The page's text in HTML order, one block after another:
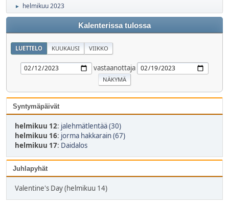
► helmikuu 2023
Kalenterissa tulossa
LUETTELO KUUKAUSI VIIKKO
vastaanottaja
Syntymäpäivät
helmikuu 12: jalehmätlentää (30)
helmikuu 16: jorma hakkarain (67)
helmikuu 17: Daidalos
Juhlapyhät
Valentine's Day (helmikuu 14)